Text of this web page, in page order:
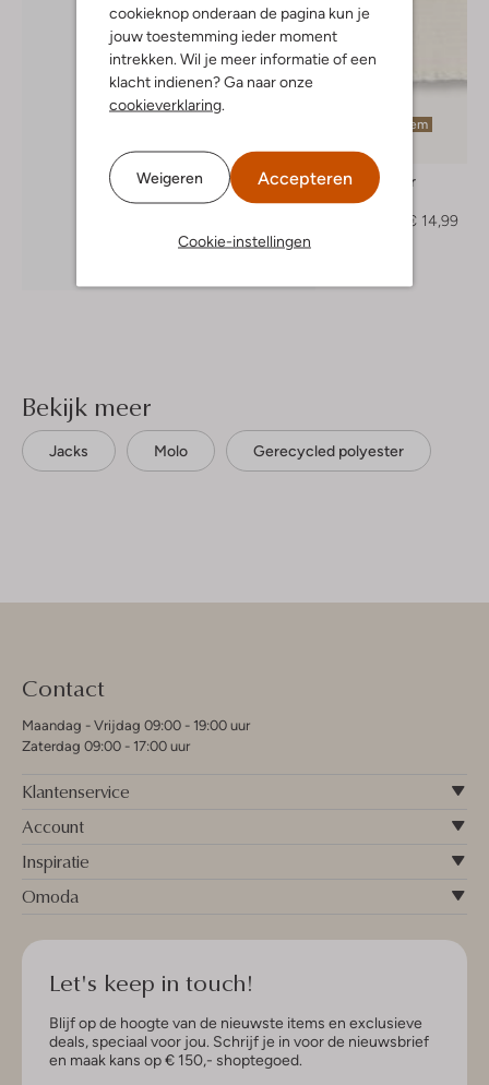
cookieknop onderaan de pagina kun je
jouw toestemming ieder moment
intrekken. Wil je meer informatie of een
klacht indienen? Ga naar onze
cookieverklaring.
Weigeren Accepteren
Cookie-instellingen
Laatste item
-40%
Lil' Atelier
T-shirt
€ 14,99
Bekijk meer
Jacks Molo Gerecycled polyester
Contact
Maandag - Vrijdag 09:00 - 19:00 uur
Zaterdag 09:00 - 17:00 uur
Klantenservice
Account
Inspiratie
Omoda
Let's keep in touch!
Blijf op de hoogte van de nieuwste items en exclusieve
deals, speciaal voor jou. Schrijf je in voor de nieuwsbrief
en maak kans op € 150,- shoptegoed.